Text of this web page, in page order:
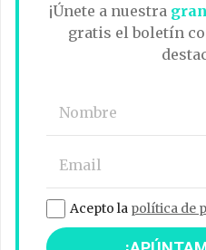
¡Únete a nuestra
gratis el boletín
Acepto la política de